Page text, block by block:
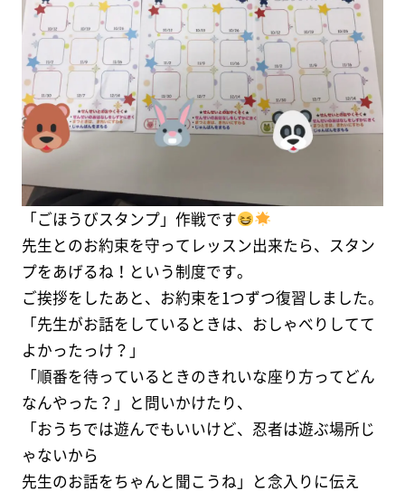
「ごほうびスタンプ」作戦です
先生とのお約束を守ってレッスン出来たら、スタン
プをあげるね！という制度です。
ご挨拶をしたあと、お約束を1つずつ復習しました。
「先生がお話をしているときは、おしゃべりしてて
よかったっけ？」
「順番を待っているときのきれいな座り方ってどん
なんやった？」と問いかけたり、
「おうちでは遊んでもいいけど、忍者は遊ぶ場所じ
ゃないから
先生のお話をちゃんと聞こうね」と念入りに伝え